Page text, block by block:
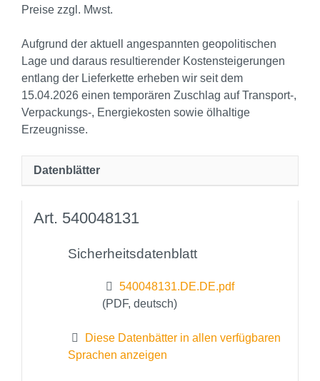
Preise zzgl. Mwst.
Aufgrund der aktuell angespannten geopolitischen
Lage und daraus resultierender Kostensteigerungen
entlang der Lieferkette erheben wir seit dem
15.04.2026 einen temporären Zuschlag auf Transport‑,
Verpackungs‑, Energiekosten sowie ölhaltige
Erzeugnisse.
Datenblätter
Art. 540048131
Sicherheitsdatenblatt
540048131.DE.DE.pdf
(PDF, deutsch)
Diese Datenbätter in allen verfügbaren
Sprachen anzeigen